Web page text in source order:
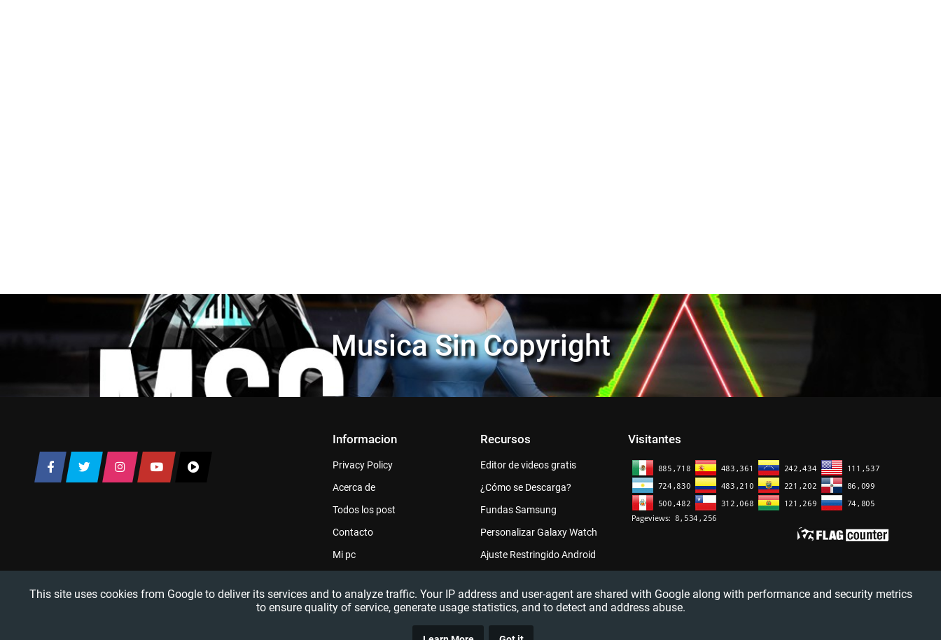
Musica Sin Copyright
Informacion
Privacy Policy
Acerca de
Todos los post
Contacto
Mi pc
Recursos
Editor de videos gratis
¿Cómo se Descarga?
Fundas Samsung
Personalizar Galaxy Watch
Ajuste Restringido Android
Visitantes
This site uses cookies from Google to deliver its services and to analyze traffic. Your IP address and user-agent are shared with Google along with performance and security metrics
to ensure quality of service, generate usage statistics, and to detect and address abuse.